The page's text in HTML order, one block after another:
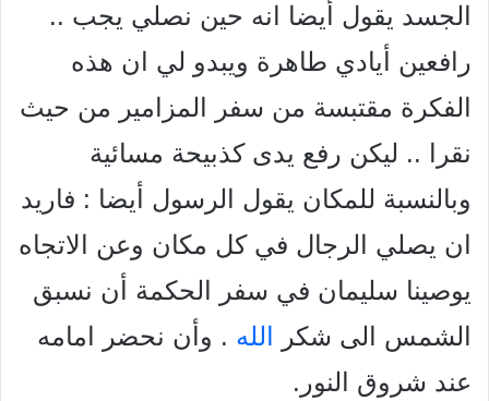
الجسد يقول أيضا انه حين نصلي يجب ..
رافعين أيادي طاهرة ويبدو لي ان هذه
الفكرة مقتبسة من سفر المزامير من حيث
نقرا .. ليكن رفع یدی کذبيحة مسائية
وبالنسبة للمكان يقول الرسول أيضا : فاريد
ان يصلي الرجال في كل مكان وعن الاتجاه
يوصينا سليمان في سفر الحكمة أن نسبق
الشمس الى شكر
الله . وأن نحضر امامه
عند شروق النور.